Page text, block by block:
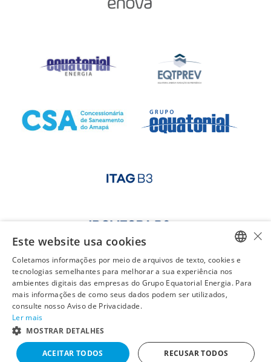
PORTUGUESE
ENGLISH
×
Este website usa cookies
Coletamos informações por meio de arquivos de texto, cookies e
tecnologias semelhantes para melhorar a sua experiência nos
ambientes digitais das empresas do Grupo Equatorial Energia. Para
mais informações de como seus dados podem ser utilizados,
consulte nosso Aviso de Privacidade.
Ler mais
MOSTRAR DETALHES
ACEITAR TODOS RECUSAR TODOS